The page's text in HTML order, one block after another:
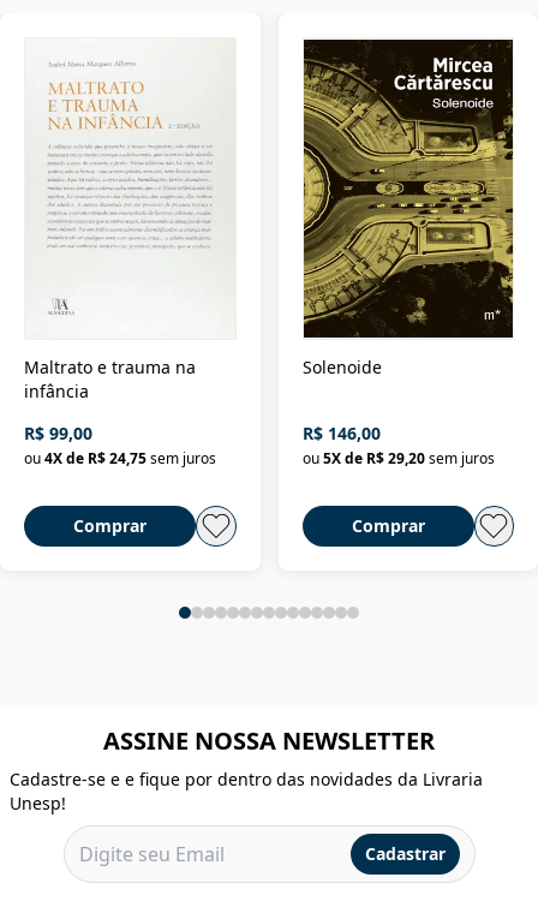
Maltrato e trauma na
infância
R$ 99,00
ou4X de R$ 24,75sem juros
Comprar
Solenoide
R$ 146,00
ou 5X de R$ 29,20 sem juros
Comprar
ASSINE NOSSA NEWSLETTER
Cadastre-se e e fique por dentro das novidades da Livraria
Unesp!
Cadastrar